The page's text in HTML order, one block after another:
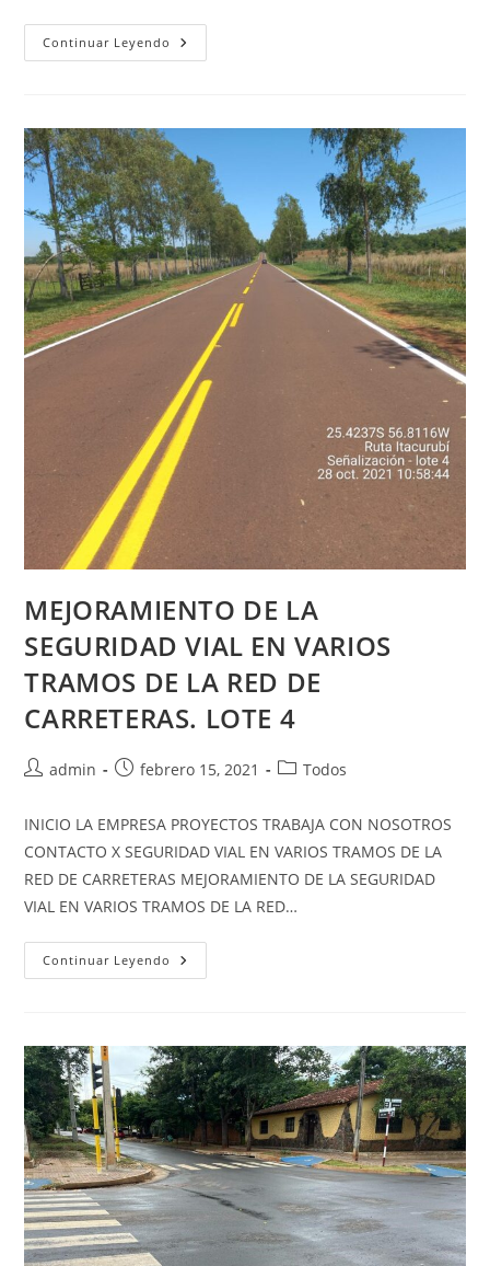
Continuar Leyendo
MEJORAMIENTO DE LA
SEGURIDAD VIAL EN VARIOS
TRAMOS DE LA RED DE
CARRETERAS. LOTE 4
admin febrero 15, 2021 Todos
INICIO LA EMPRESA PROYECTOS TRABAJA CON NOSOTROS
CONTACTO X SEGURIDAD VIAL EN VARIOS TRAMOS DE LA
RED DE CARRETERAS MEJORAMIENTO DE LA SEGURIDAD
VIAL EN VARIOS TRAMOS DE LA RED…
Continuar Leyendo